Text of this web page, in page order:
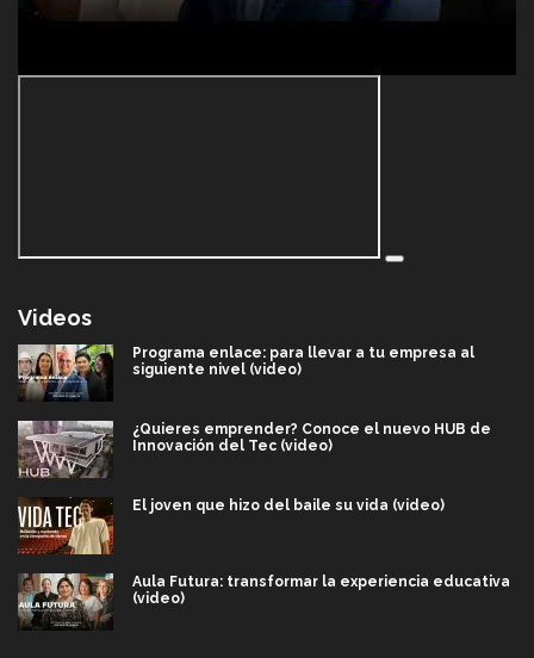
Videos
Programa enlace: para llevar a tu empresa al
siguiente nivel (video)
¿Quieres emprender? Conoce el nuevo HUB de
Innovación del Tec (video)
El joven que hizo del baile su vida (video)
Aula Futura: transformar la experiencia educativa
(video)